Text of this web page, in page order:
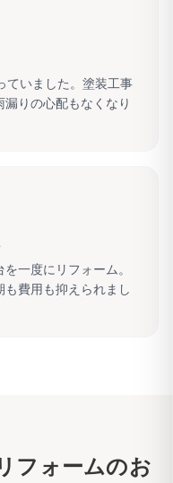
ていました。塗装工事
りの心配もなくなり
一度にリフォーム。
費用も抑えられまし
フォームのお